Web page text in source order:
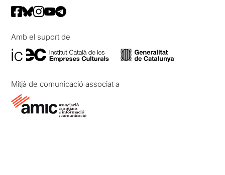
Amb el suport de
Mitjà de comunicació associat a